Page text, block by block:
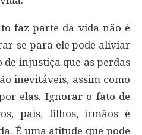
faz parte da vida não é
se para ele pode aliviar
de injustiça que as perdas
inevitáveis, assim como
elas. Ignorar o fato de
pais, filhos, irmãos é
É uma atitude que pode